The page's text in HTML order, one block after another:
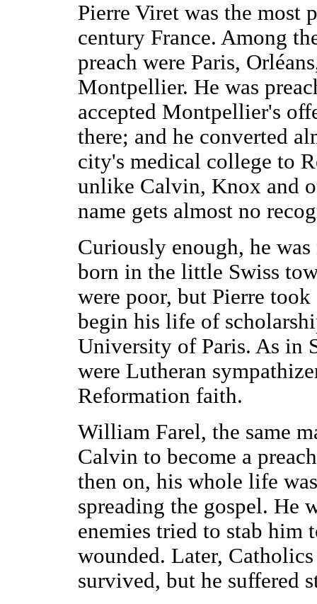
Pierre Viret was the most
century France. Among
preach were Paris,
Montpellier. He was
accepted Montpellier's
there; and he converted
city's medical college to
unlike Calvin, Knox and
name gets almost no
Curiously enough, he
born in the little Swiss
were poor, but Pierre
begin his life of
University of Paris. As in
were Lutheran
Reformation faith.
William Farel, the same
Calvin to become a
then on, his whole life
spreading the gospel. He
enemies tried to stab him
wounded. Later,
survived, but he suffered